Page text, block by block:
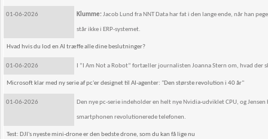
01-06-2026 Klumme:Jacob Lund fra NNT Data har fat i den lange ende, når han
står ikke i ERP-systemet.
Hvad hvis du lod en AI træffe alle dine beslutninger?
01-06-2026 I ”I Am Not a Robot” fortæller journalisten Joanna Stern om, hvad
Microsoft klar med ny serie af pc'er designet til AI-agenter: "Den største revolution i 40 år"
01-06-2026 Den nye pc-serie indeholder en helt nye Nvidia-udviklet CPU, og
smartphonen revolutionerede telefonen.
Test: DJI's nyeste mini-drone er den bedste drone, som du kan få lige nu